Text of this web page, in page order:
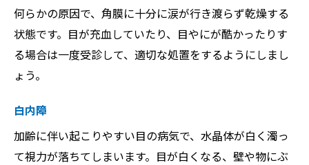
何らかの原因で、角膜に十分に涙が行き渡らず乾燥する
状態です。目が充血していたり、目やにが酷かったりす
る場合は一度受診して、適切な処置をするようにしまし
ょう。
白内障
加齢に伴い起こりやすい目の病気で、水晶体が白く濁っ
て視力が落ちてしまいます。目が白くなる、壁や物にぶ